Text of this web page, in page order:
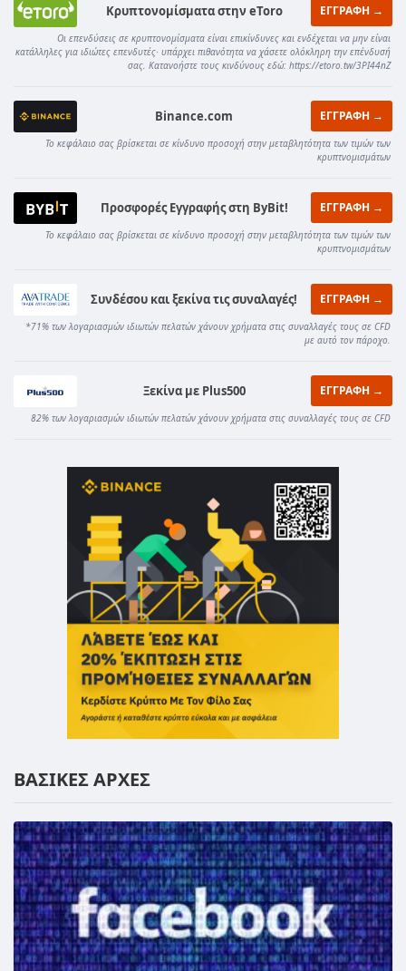
Κρυπτονομίσματα στην eToro ΕΓΓΡΑΦΗ →
Οι επενδύσεις σε κρυπτονομίσματα είναι επικίνδυνες και ενδέχεται να μην είναι
κατάλληλες για ιδιώτες επενδυτές· υπάρχει πιθανότητα να χάσετε ολόκληρη την επένδυσή
σας. Κατανοήστε τους κινδύνους εδώ: https://etoro.tw/3PI44nZ
Binance.com ΕΓΓΡΑΦΗ →
Το κεφάλαιο σας βρίσκεται σε κίνδυνο προσοχή στην μεταβλητότητα των τιμών των
κρυπτνομισμάτων
Προσφορές Εγγραφής στη ByBit! ΕΓΓΡΑΦΗ →
Το κεφάλαιο σας βρίσκεται σε κίνδυνο προσοχή στην μεταβλητότητα των τιμών των
κρυπτνομισμάτων
Συνδέσου και ξεκίνα τις συναλαγές! ΕΓΓΡΑΦΗ →
*71% των λογαριασμών ιδιωτών πελατών χάνουν χρήματα στις συναλλαγές τους σε CFD
με αυτό τον πάροχο.
Ξεκίνα με Plus500 ΕΓΓΡΑΦΗ →
82% των λογαριασμών ιδιωτών πελατών χάνουν χρήματα στις συναλλαγές τους σε CFD
ΒΑΣΙΚΕΣ ΑΡΧΕΣ